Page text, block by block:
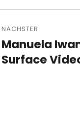
NÄCHSTER
Nächster
Beitrag:
Manuela
Surface